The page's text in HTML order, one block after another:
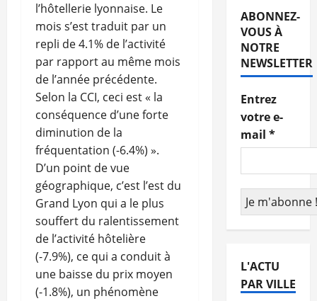
l’hôtellerie lyonnaise. Le
mois s’est traduit par un
repli de 4.1% de l’activité
par rapport au même mois
de l’année précédente.
Selon la CCI, ceci est « la
conséquence d’une forte
diminution de la
fréquentation (-6.4%) ».
D’un point de vue
géographique, c’est l’est du
Grand Lyon qui a le plus
souffert du ralentissement
de l’activité hôtelière
(-7.9%), ce qui a conduit à
une baisse du prix moyen
(-1.8%), un phénomène
ABONNEZ-
VOUS À
NOTRE
NEWSLETTER
Entrez
votre e-
mail *
L'ACTU
PAR VILLE